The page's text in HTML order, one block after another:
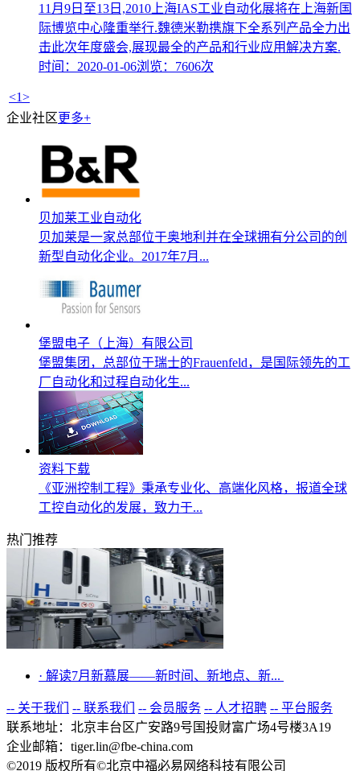
11月9日至13日,2010上海IAS工业自动化展将在上海新国
际博览中心隆重举行.魏德米勒携旗下全系列产品全力出
击此次年度盛会,展现最全的产品和行业应用解决方案.
时间：2020-01-06浏览：7606次
<1>
企业社区更多+
贝加莱工业自动化
贝加莱是一家总部位于奥地利并在全球拥有分公司的创
新型自动化企业。2017年7月...
堡盟电子（上海）有限公司
堡盟集团，总部位于瑞士的Frauenfeld，是国际领先的工
厂自动化和过程自动化生...
资料下载
《亚洲控制工程》秉承专业化、高端化风格，报道全球
工控自动化的发展，致力于...
热门推荐
· 解读7月新慕展——新时间、新地点、新...
-- 关于我们 -- 联系我们 -- 会员服务 -- 人才招聘 -- 平台服务
联系地址：北京丰台区广安路9号国投财富广场4号楼3A19
企业邮箱：tiger.lin@fbe-china.com
©2019 版权所有©北京中福必易网络科技有限公司